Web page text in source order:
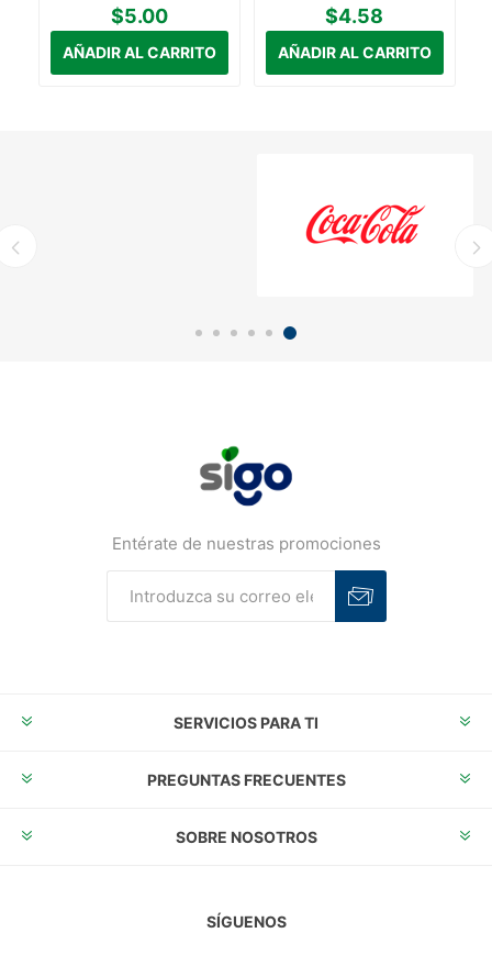
$5.00 $4.58
Entérate de nuestras promociones
SERVICIOS PARA TI
PREGUNTAS FRECUENTES
SOBRE NOSOTROS
SÍGUENOS